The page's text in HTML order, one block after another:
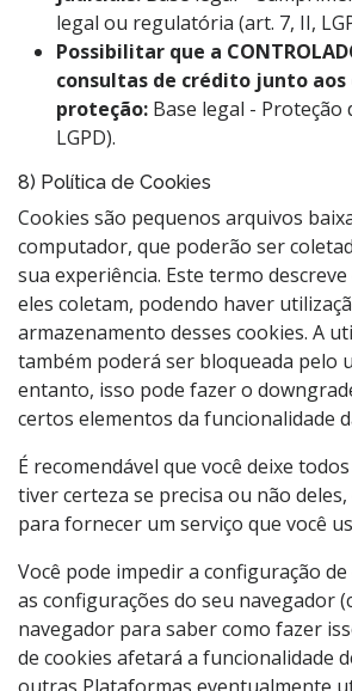
legal ou regulatória (art. 7, II,
Possibilitar que a
consultas de crédito junto aos
proteção: Base legal - Proteção
LGPD).
8) Política de Cookies
Cookies são pequenos arquivos
computador, que poderão ser
sua experiência. Este termo
eles coletam, podendo haver
armazenamento desses cookies. A
também poderá ser bloqueada pelo
entanto, isso pode fazer o
certos elementos da funcionalidade
É recomendável que você deixe
tiver certeza se precisa ou não
para fornecer um serviço que você
Você pode impedir a configuração
as configurações do seu navegador
navegador para saber como fazer
de cookies afetará a funcionalidade